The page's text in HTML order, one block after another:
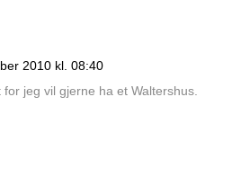
2010 kl. 08:40
jeg vil gjerne ha et Waltershus.